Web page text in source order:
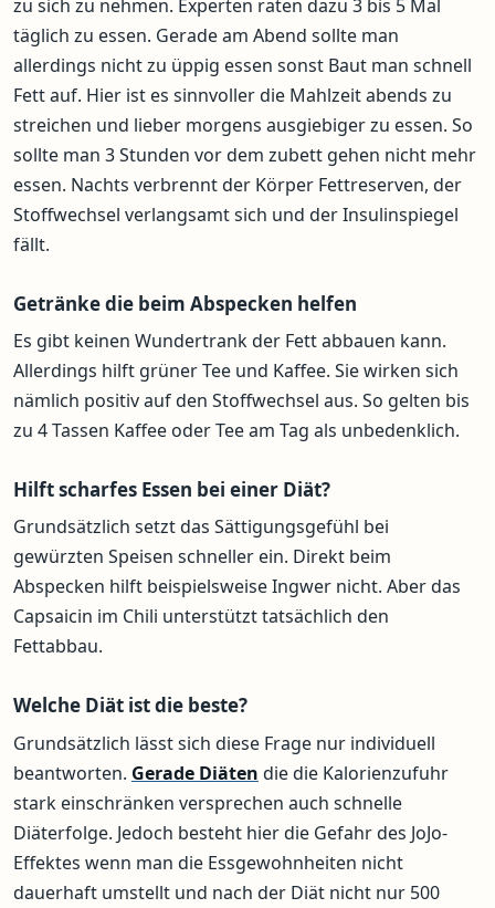
zu sich zu nehmen. Experten raten dazu 3 bis 5 Mal
täglich zu essen. Gerade am Abend sollte man
allerdings nicht zu üppig essen sonst Baut man schnell
Fett auf. Hier ist es sinnvoller die Mahlzeit abends zu
streichen und lieber morgens ausgiebiger zu essen. So
sollte man 3 Stunden vor dem zubett gehen nicht mehr
essen. Nachts verbrennt der Körper Fettreserven, der
Stoffwechsel verlangsamt sich und der Insulinspiegel
fällt.
Getränke die beim Abspecken helfen
Es gibt keinen Wundertrank der Fett abbauen kann.
Allerdings hilft grüner Tee und Kaffee. Sie wirken sich
nämlich positiv auf den Stoffwechsel aus. So gelten bis
zu 4 Tassen Kaffee oder Tee am Tag als unbedenklich.
Hilft scharfes Essen bei einer Diät?
Grundsätzlich setzt das Sättigungsgefühl bei
gewürzten Speisen schneller ein. Direkt beim
Abspecken hilft beispielsweise Ingwer nicht. Aber das
Capsaicin im Chili unterstützt tatsächlich den
Fettabbau.
Welche Diät ist die beste?
Grundsätzlich lässt sich diese Frage nur individuell
beantworten. Gerade Diäten die die Kalorienzufuhr
stark einschränken versprechen auch schnelle
Diäterfolge. Jedoch besteht hier die Gefahr des JoJo-
Effektes wenn man die Essgewohnheiten nicht
dauerhaft umstellt und nach der Diät nicht nur 500